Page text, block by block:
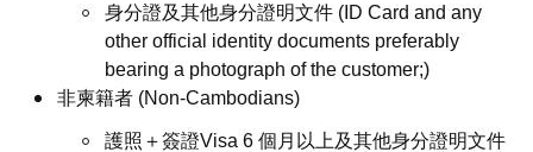
身分證及其他身分證明文件 (ID Card and any
other official identity documents preferably
bearing a photograph of the customer;)
非柬籍者 (Non-Cambodians)
護照＋簽證Visa 6 個月以上及其他身分證明文件